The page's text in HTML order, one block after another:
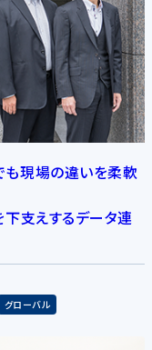
現場の違いを柔軟
下支えするデータ連
グローバル